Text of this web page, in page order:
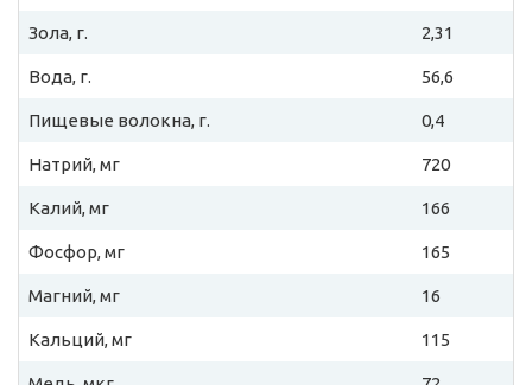
Зола, г. 2,31
Вода, г. 56,6
Пищевые волокна, г. 0,4
Натрий, мг 720
Калий, мг 166
Фосфор, мг 165
Магний, мг 16
Кальций, мг 115